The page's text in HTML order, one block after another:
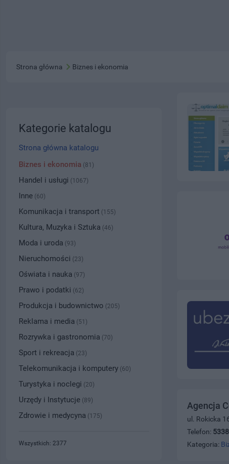
Strona główna Biznes i ekonomia
Agencja
ul. Rokicka
Telefon:
Kategoria:
Kategorie katalogu
Strona główna katalogu
Biznes i ekonomia (81)
Handel i usługi (1067)
Inne (60)
Komunikacja i transport (155)
Kultura, Muzyka i Sztuka (46)
Moda i uroda (93)
Nieruchomości (23)
Oświata i nauka (97)
Prawo i podatki (62)
Produkcja i budownictwo (205)
Reklama i media (51)
Rozrywka i gastronomia (70)
Sport i rekreacja (23)
Telekomunikacja i komputery (60)
Turystyka i noclegi (20)
Urzędy i Instytucje (89)
Zdrowie i medycyna (175)
Wszystkich: 2377